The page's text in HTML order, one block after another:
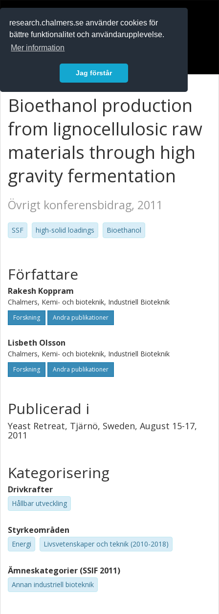
research.chalmers.se använder cookies för
bättre funktionalitet och användarupplevelse.
Mer information
Jag förstår
Bioethanol production
from lignocellulosic raw
materials through high
gravity fermentation
Övrigt konferensbidrag, 2011
SSF high-solid loadings Bioethanol
Författare
Rakesh Koppram
Chalmers, Kemi- och bioteknik, Industriell Bioteknik
Forskning Andra publikationer
Lisbeth Olsson
Chalmers, Kemi- och bioteknik, Industriell Bioteknik
Forskning Andra publikationer
Publicerad i
Yeast Retreat, Tjärnö, Sweden, August 15-17,
2011
Kategorisering
Drivkrafter
Hållbar utveckling
Styrkeområden
Energi Livsvetenskaper och teknik (2010-2018)
Ämneskategorier (SSIF 2011)
Annan industriell bioteknik